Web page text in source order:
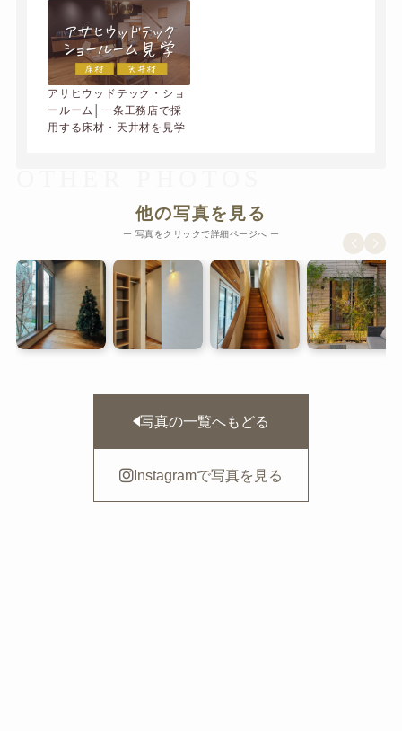
アサヒウッドテック・ショ
ールーム│一条工務店で採
用する床材・天井材を見学
他の写真を見る
ー 写真をクリックで詳細ページへ ー
写真の一覧へもどる
Instagramで写真を見る